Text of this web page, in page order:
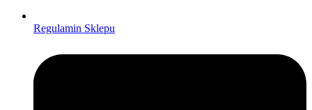
Regulamin Sklepu